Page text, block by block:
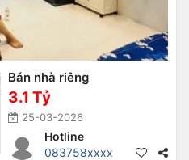
Bán nhà riêng
3.1 Tỷ
25-03-2026
Hotline
083758xxxx